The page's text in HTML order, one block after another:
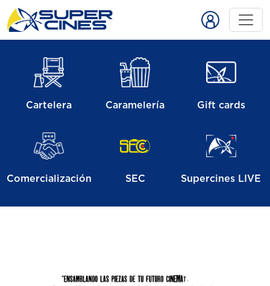
Cartelera Caramelería Gift cards
Comercialización SEC Supercines LIVE